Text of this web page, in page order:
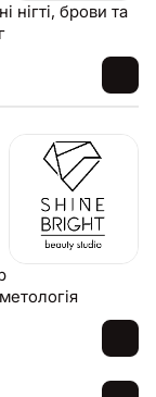
нігті, брови та